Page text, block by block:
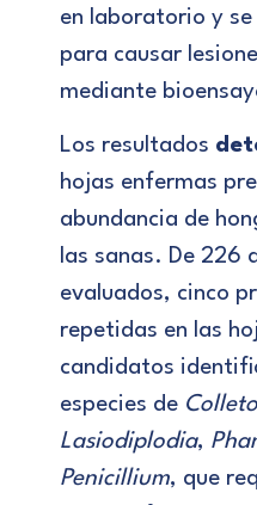
en laboratorio y
para causar
mediante
Los resultados
hojas enfermas
abundancia de
las sanas. De 226
evaluados, cinco
repetidas en las
candidatos
especies de
Lasiodiplodia,
Penicillium, que